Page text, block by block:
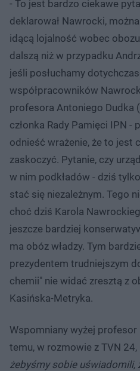
- To jest bardzo ciekawe
deklarował Nawrocki,
idącą lojalność wobec
dalszą niż w przypadku
jeśli posłuchamy
współpracowników
profesora Antoniego Dudka
członka Rady Pamięci IPN -
odnieść wrażenie, że to jest
zaskoczyć. Pytanie, czy
w nim podkładów - dziś
stać się niezależnym. Tego
choć dziś Karola
jeszcze bardziej
ma obóz władzy. Tym
prezydentem trudniejszym
chemii" nie widać zresztą z
Kasińska-Metryka.
Wspomniany wyżej
temu, w rozmowie z TVN 24,
żebyśmy sobie uświadomili,